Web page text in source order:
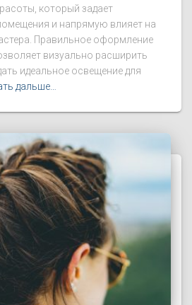
который задает
и напрямую влияет на
Правильное оформление
визуально расширить
идеальное освещение для
дальше…